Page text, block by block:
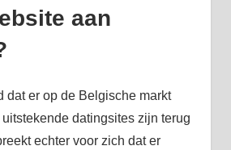
aan
dat er op de Belgische markt
datingsites zijn terug
echter voor zich dat er